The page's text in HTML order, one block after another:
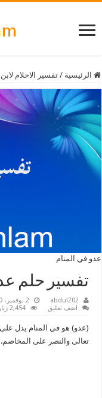
الرئيسية / تفسير الاحلام
عدو في المنام
تفسير حلم
abdul202 2 نوفمبر، 2010
اضف تعليق
2,454 زيارة
(عدو) هو في المنام يدل على
تعالى والنصر على المخاصم.